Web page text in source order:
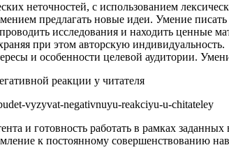
неточностей, с использованием
предлагать новые идеи. Умение
исследования и находить ценные
при этом авторскую индивидуальность.
и особенности целевой аудитории.
реакции у читателя
vyzyvat-negativnuyu-reakciyu-u-chitateley
и готовность работать в рамках
к постоянному совершенствованию